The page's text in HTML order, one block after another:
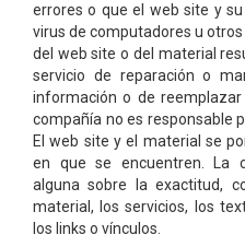
errores o que el web site y
virus de computadores u
del web site o del material
servicio de reparación o
información o de
compañía no es responsable
El web site y el material se
en que se encuentren. La
alguna sobre la exactitud,
material, los servicios, los
los links o vínculos.